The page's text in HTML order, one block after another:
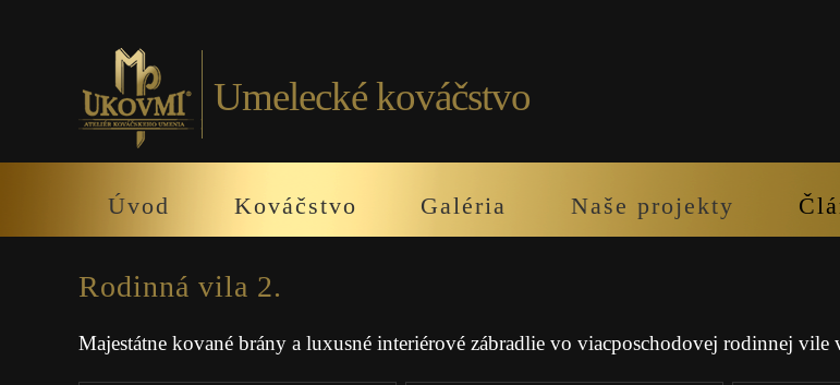
Umelecké kováčstvo
Úvod Kováčstvo Galéria Naše projekty
Rodinná vila 2.
Majestátne kované brány a luxusné interiérové zábradlie vo viacposchodovej rodinnej